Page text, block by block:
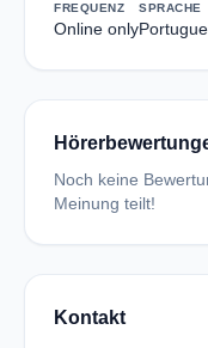
FREQUENZ
Online only
SPRACHE
Noch keine
Meinung teilt!
Kontakt